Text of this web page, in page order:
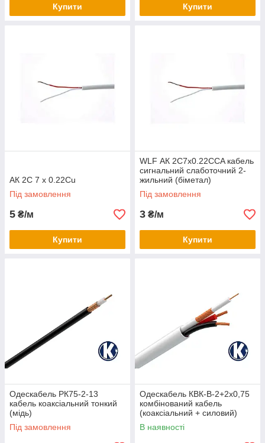
Купити Купити
АК 2C 7 х 0.22Cu
Під замовлення
5 ₴/м
Купити
WLF АК 2C7х0.22CCA кабель
сигнальний слаботочний 2-
жильний (біметал)
Під замовлення
3 ₴/м
Купити
Одескабель РК75-2-13
кабель коаксіальний тонкий
(мідь)
Під замовлення
Одескабель КВК-В-2+2х0,75
комбінований кабель
(коаксіальний + силовий)
внутрішній
В наявності